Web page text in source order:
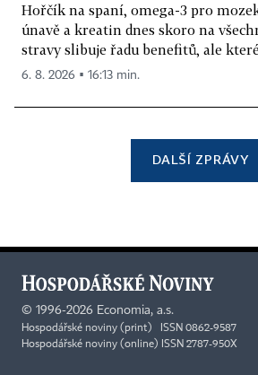
Hořčík na spaní, omega-3 pro
únavě a kreatin dnes skoro na
stravy slibuje řadu benefitů, ale
6. 8. 2026 ▪ 16:13 min.
DALŠÍ ZPRÁVY
© 1996-2026 Economia, a.s.
Hospodářské noviny (print) ISSN 0862-9587
Hospodářské noviny (online) ISSN 2787-950X